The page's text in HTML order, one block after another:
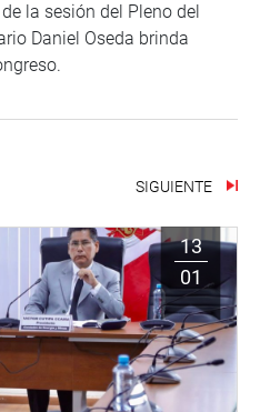
la sesión del Pleno del
Daniel Oseda brinda
SIGUIENTE
13
01